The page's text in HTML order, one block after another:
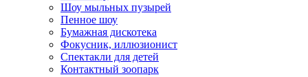
Шоу мыльных пузырей
Пенное шоу
Бумажная дискотека
Фокусник, иллюзионист
Спектакли для детей
Контактный зоопарк